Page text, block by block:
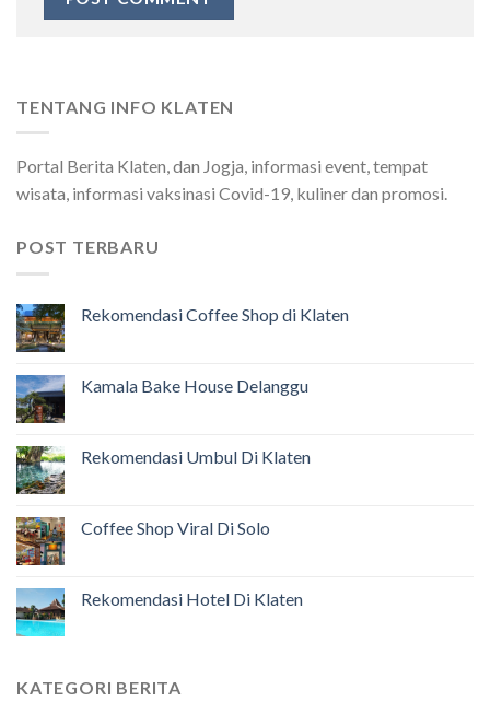
TENTANG INFO KLATEN
Portal Berita Klaten, dan Jogja, informasi event, tempat
wisata, informasi vaksinasi Covid-19, kuliner dan promosi.
POST TERBARU
Rekomendasi Coffee Shop di Klaten
Kamala Bake House Delanggu
Rekomendasi Umbul Di Klaten
Coffee Shop Viral Di Solo
Rekomendasi Hotel Di Klaten
KATEGORI BERITA